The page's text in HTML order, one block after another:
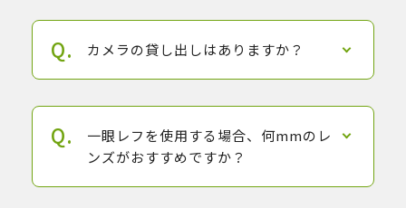
カメラの貸し出しはありますか？
一眼レフを使用する場合、何mmのレ
ンズがおすすめですか？